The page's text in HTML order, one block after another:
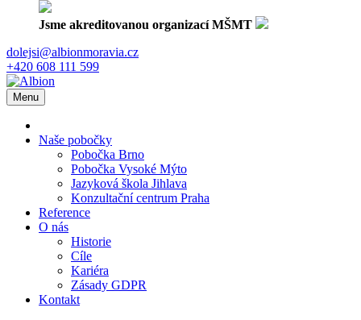
Jsme akreditovanou organizací MŠMT
dolejsi@albionmoravia.cz
+420 608 111 599
Menu
Naše pobočky
Pobočka Brno
Pobočka Vysoké Mýto
Jazyková škola Jihlava
Konzultační centrum Praha
Reference
O nás
Historie
Cíle
Kariéra
Zásady GDPR
Kontakt